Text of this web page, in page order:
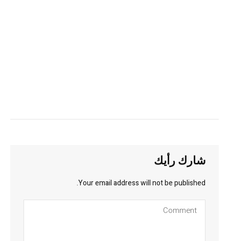
شارك رأيك
Your email address will not be published.